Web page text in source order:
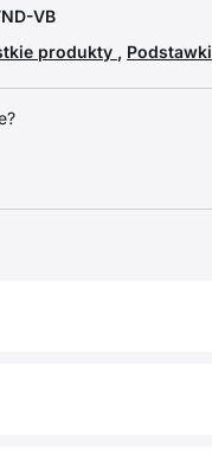
VB
produkty , Podstawki